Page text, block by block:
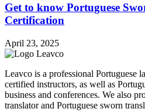
Get to know Portuguese
Certification
April 23, 2025
Leavco is a professional Portuguese
certified instructors, as well as
business and conferences. We also
translator and Portuguese sworn